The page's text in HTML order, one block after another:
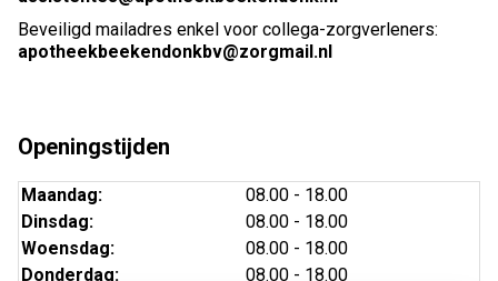
Beveiligd mailadres enkel voor collega-zorgverleners:
apotheekbeekendonkbv@zorgmail.nl
Openingstijden
Maandag:
08.00 - 18.00
Dinsdag:
08.00 - 18.00
Woensdag:
08.00 - 18.00
Donderdag:
08.00 - 18.00